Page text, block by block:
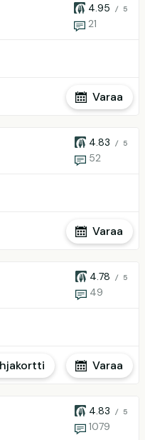
4.95 / 5
21
Varaa
4.83 / 5
52
Varaa
4.78 / 5
49
Varaa
4.83 / 5
1079